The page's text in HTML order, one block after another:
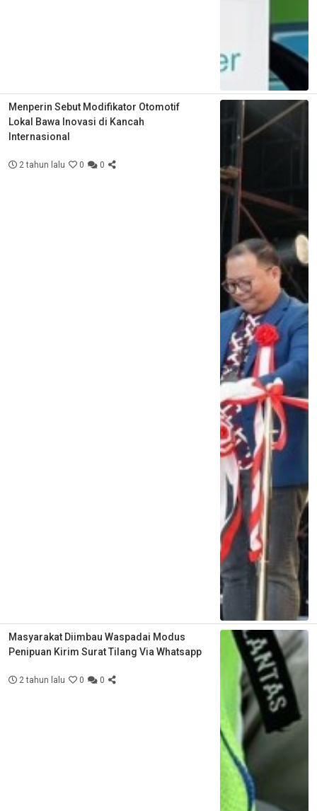
Menperin Sebut Modifikator Otomotif
Lokal Bawa Inovasi di Kancah
Internasional
2 tahun lalu 0 0
Masyarakat Diimbau Waspadai Modus
Penipuan Kirim Surat Tilang Via Whatsapp
2 tahun lalu 0 0